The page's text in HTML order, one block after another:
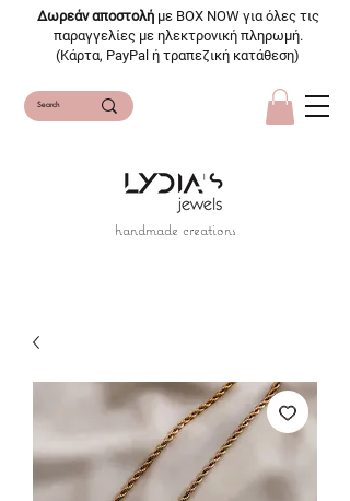
handmade creations
Δωρεάν αποστολή με BOX NOW για όλες τις
παραγγελίες με ηλεκτρονική πληρωμή.
(Κάρτα, PayPal ή τραπεζική κατάθεση)